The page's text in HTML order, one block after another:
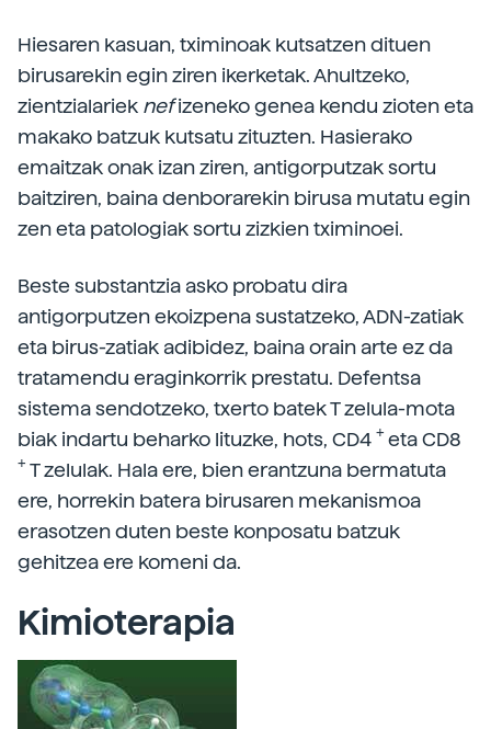
Hiesaren kasuan, tximinoak kutsatzen dituen
birusarekin egin ziren ikerketak. Ahultzeko,
zientzialariek nefizeneko genea kendu zioten eta
makako batzuk kutsatu zituzten. Hasierako
emaitzak onak izan ziren, antigorputzak sortu
baitziren, baina denborarekin birusa mutatu egin
zen eta patologiak sortu zizkien tximinoei.
Beste substantzia asko probatu dira
antigorputzen ekoizpena sustatzeko, ADN-zatiak
eta birus-zatiak adibidez, baina orain arte ez da
tratamendu eraginkorrik prestatu. Defentsa
sistema sendotzeko, txerto batek T zelula-mota
biak indartu beharko lituzke, hots, CD4 + eta CD8
+ T zelulak. Hala ere, bien erantzuna bermatuta
ere, horrekin batera birusaren mekanismoa
erasotzen duten beste konposatu batzuk
gehitzea ere komeni da.
Kimioterapia